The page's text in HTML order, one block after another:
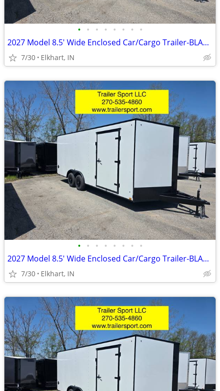
• • • • • • • •
2027 Model 8.5' Wide Enclosed Car/Cargo Trailer-BLACKOUT PACKAGE
7/30 Elkhart, IN
• • • • • • • •
2027 Model 8.5' Wide Enclosed Car/Cargo Trailer-BLACKOUT PACKAGE
7/30 Elkhart, IN